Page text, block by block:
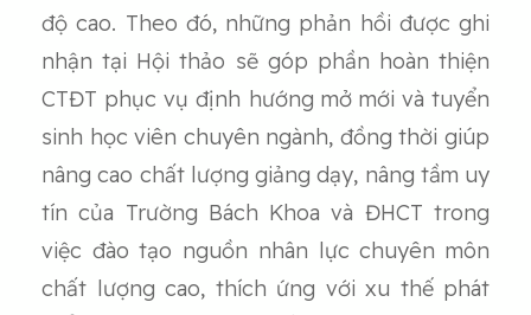
độ cao. Theo đó, những phản hồi được ghi
nhận tại Hội thảo sẽ góp phần hoàn thiện
CTĐT phục vụ định hướng mở mới và tuyển
sinh học viên chuyên ngành, đồng thời giúp
nâng cao chất lượng giảng dạy, nâng tầm uy
tín của Trường Bách Khoa và ĐHCT trong
việc đào tạo nguồn nhân lực chuyên môn
chất lượng cao, thích ứng với xu thế phát